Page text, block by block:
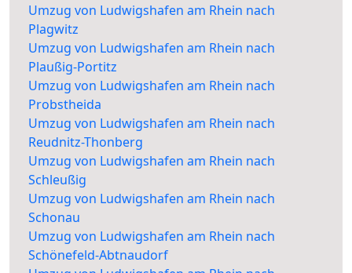
Umzug von Ludwigshafen am Rhein nach
Plagwitz
Umzug von Ludwigshafen am Rhein nach
Plaußig-Portitz
Umzug von Ludwigshafen am Rhein nach
Probstheida
Umzug von Ludwigshafen am Rhein nach
Reudnitz-Thonberg
Umzug von Ludwigshafen am Rhein nach
Schleußig
Umzug von Ludwigshafen am Rhein nach
Schonau
Umzug von Ludwigshafen am Rhein nach
Schönefeld-Abtnaudorf